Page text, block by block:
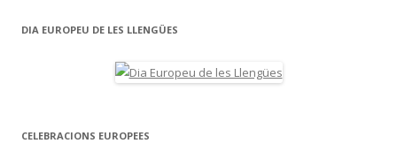
DIA EUROPEU DE LES LLENGÜES
CELEBRACIONS EUROPEES